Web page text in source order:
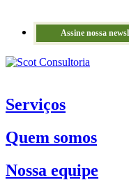
Assine nossa
Serviços
Quem somos
Nossa equipe